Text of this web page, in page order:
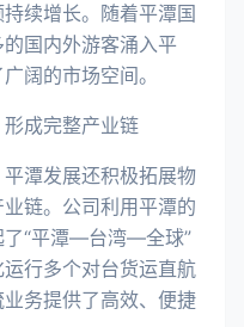
续增长。随着平潭国
国内外游客涌入平
阔的市场空间。
成完整产业链
潭发展还积极拓展物
链。公司利用平潭的
了“平潭—台湾—全球”
行多个对台货运直航
务提供了高效、便捷